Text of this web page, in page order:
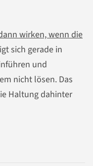
wirken, wenn die
sich gerade in
und
nicht lösen. Das
Haltung dahinter